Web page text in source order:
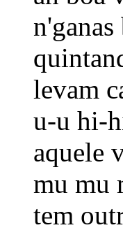
levam
u-u hi-
aquele
mu mu
tem